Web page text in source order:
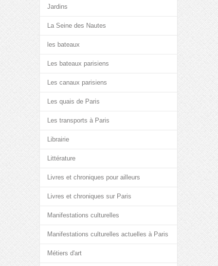
Jardins
La Seine des Nautes
les bateaux
Les bateaux parisiens
Les canaux parisiens
Les quais de Paris
Les transports à Paris
Librairie
Littérature
Livres et chroniques pour ailleurs
Livres et chroniques sur Paris
Manifestations culturelles
Manifestations culturelles actuelles à Paris
Métiers d'art